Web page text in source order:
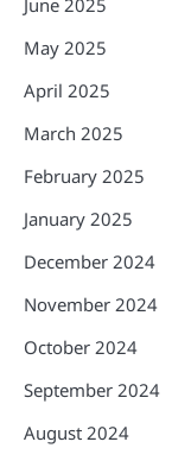
May 2025
April 2025
March 2025
February 2025
January 2025
December 2024
November 2024
October 2024
September 2024
August 2024